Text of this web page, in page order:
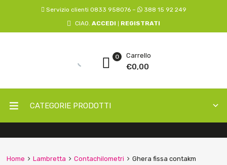
Servizio clienti 0833 958076 –
388 15 92 249
CIAO. ACCEDI REGISTRATI
Carrello
€0,00
0
CATEGORIE PRODOTTI
Home Lambretta Contachilometri
Ghera fissa contakm